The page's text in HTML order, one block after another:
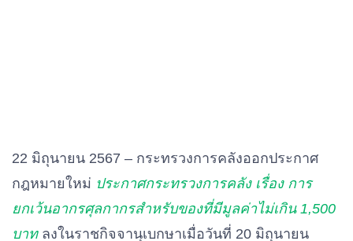
22 มิถุนายน 2567 – กระทรวงการคลังออกประกาศ
กฎหมายใหม่ ประกาศกระทรวงการคลัง เรื่อง การ
ยกเว้นอากรศุลกากรสำหรับของที่มีมูลค่าไม่เกิน 1,500
บาทลงในราชกิจจานุเบกษาเมื่อวันที่ 20 มิถุนายน